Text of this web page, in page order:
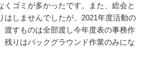
くゴミが多かったです。また、総会と
はしませんでしたが、2021年度活動の
渡すものは全部渡し今年度表の事務作
残りはバックグラウンド作業のみにな